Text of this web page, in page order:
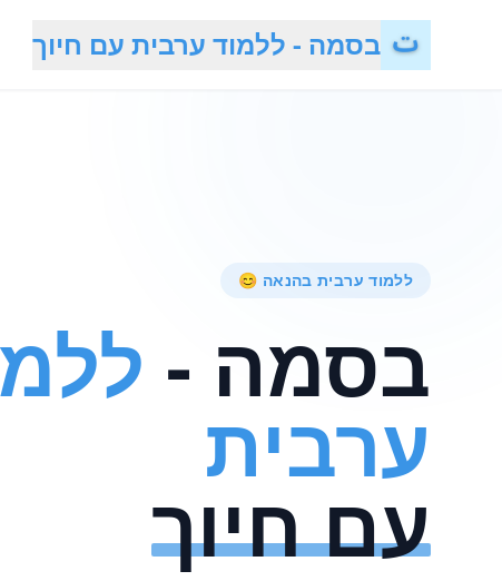
בסמה - ללמוד ערבית עם חיוך
ללמוד ערבית בהנאה 😊
בסמה -
ערבית
עם חיוך